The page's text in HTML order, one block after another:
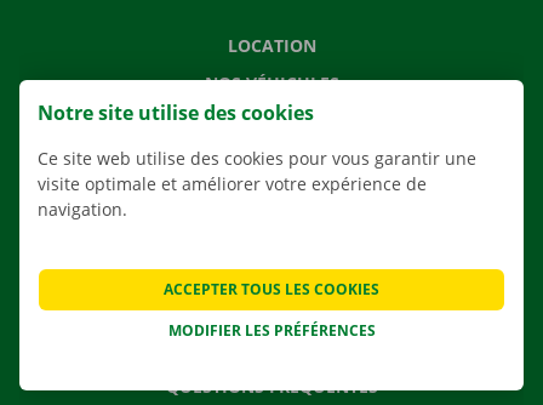
LOCATION
NOS VÉHICULES
NOS SERVICES
AGENCES
APPLI
QUESTIONS FRÉQUENTES
Notre site utilise des cookies
Ce site web utilise des cookies pour vous garantir une
visite optimale et améliorer votre expérience de
navigation.
MODIFIER LES PRÉFÉRENCES
ACCEPTER TOUS LES COOKIES